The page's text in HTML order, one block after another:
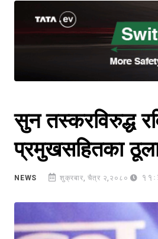
सुन तस्करविरुद्ध
प्रमुखसहितका ठूला
NEWS शुक्रबार, चैत्र २,२०८०